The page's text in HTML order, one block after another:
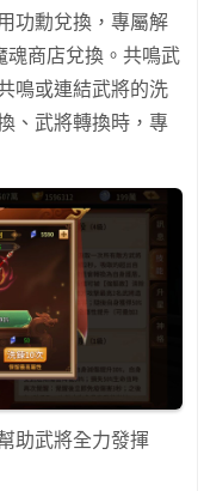
功勳兌換，專屬解
魂商店兌換。共鳴武
鳴或連結武將的洗
、武將轉換時，專
助武將全力發揮